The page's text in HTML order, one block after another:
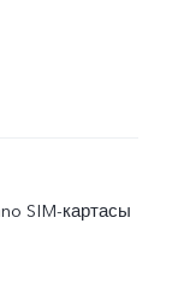
SIM-картасы